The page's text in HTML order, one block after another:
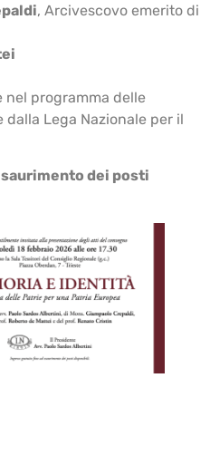
, Arcivescovo emerito di
nel programma delle
Lega Nazionale per il
dei posti